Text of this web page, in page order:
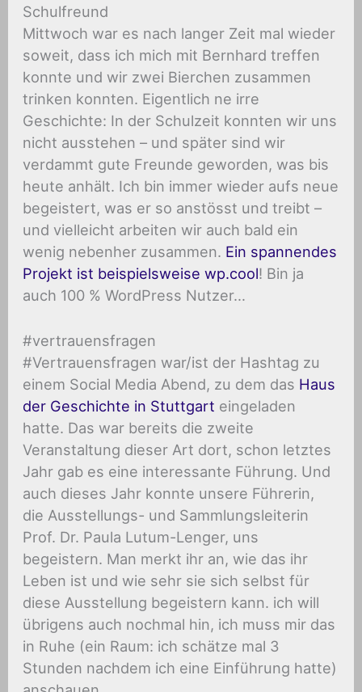
Schulfreund
Mittwoch war es nach langer Zeit mal wieder
soweit, dass ich mich mit Bernhard treffen
konnte und wir zwei Bierchen zusammen
trinken konnten. Eigentlich ne irre
Geschichte: In der Schulzeit konnten wir uns
nicht ausstehen – und später sind wir
verdammt gute Freunde geworden, was bis
heute anhält. Ich bin immer wieder aufs neue
begeistert, was er so anstösst und treibt –
und vielleicht arbeiten wir auch bald ein
wenig nebenher zusammen. Ein spannendes
Projekt ist beispielsweise wp.cool! Bin ja
auch 100 % WordPress Nutzer…
#vertrauensfragen
#Vertrauensfragen war/ist der Hashtag zu
einem Social Media Abend, zu dem das Haus
der Geschichte in Stuttgart eingeladen
hatte. Das war bereits die zweite
Veranstaltung dieser Art dort, schon letztes
Jahr gab es eine interessante Führung. Und
auch dieses Jahr konnte unsere Führerin,
die Ausstellungs- und Sammlungsleiterin
Prof. Dr. Paula Lutum-Lenger, uns
begeistern. Man merkt ihr an, wie das ihr
Leben ist und wie sehr sie sich selbst für
diese Ausstellung begeistern kann. ich will
übrigens auch nochmal hin, ich muss mir das
in Ruhe (ein Raum: ich schätze mal 3
Stunden nachdem ich eine Einführung hatte)